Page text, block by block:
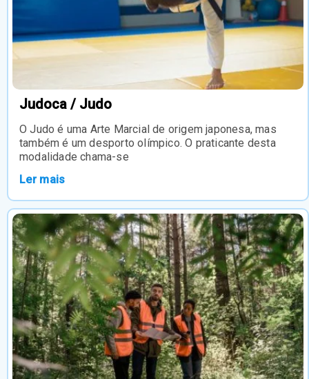
Judoca / Judo
O Judo é uma Arte Marcial de origem japonesa, mas
também é um desporto olímpico. O praticante desta
modalidade chama-se
Ler mais